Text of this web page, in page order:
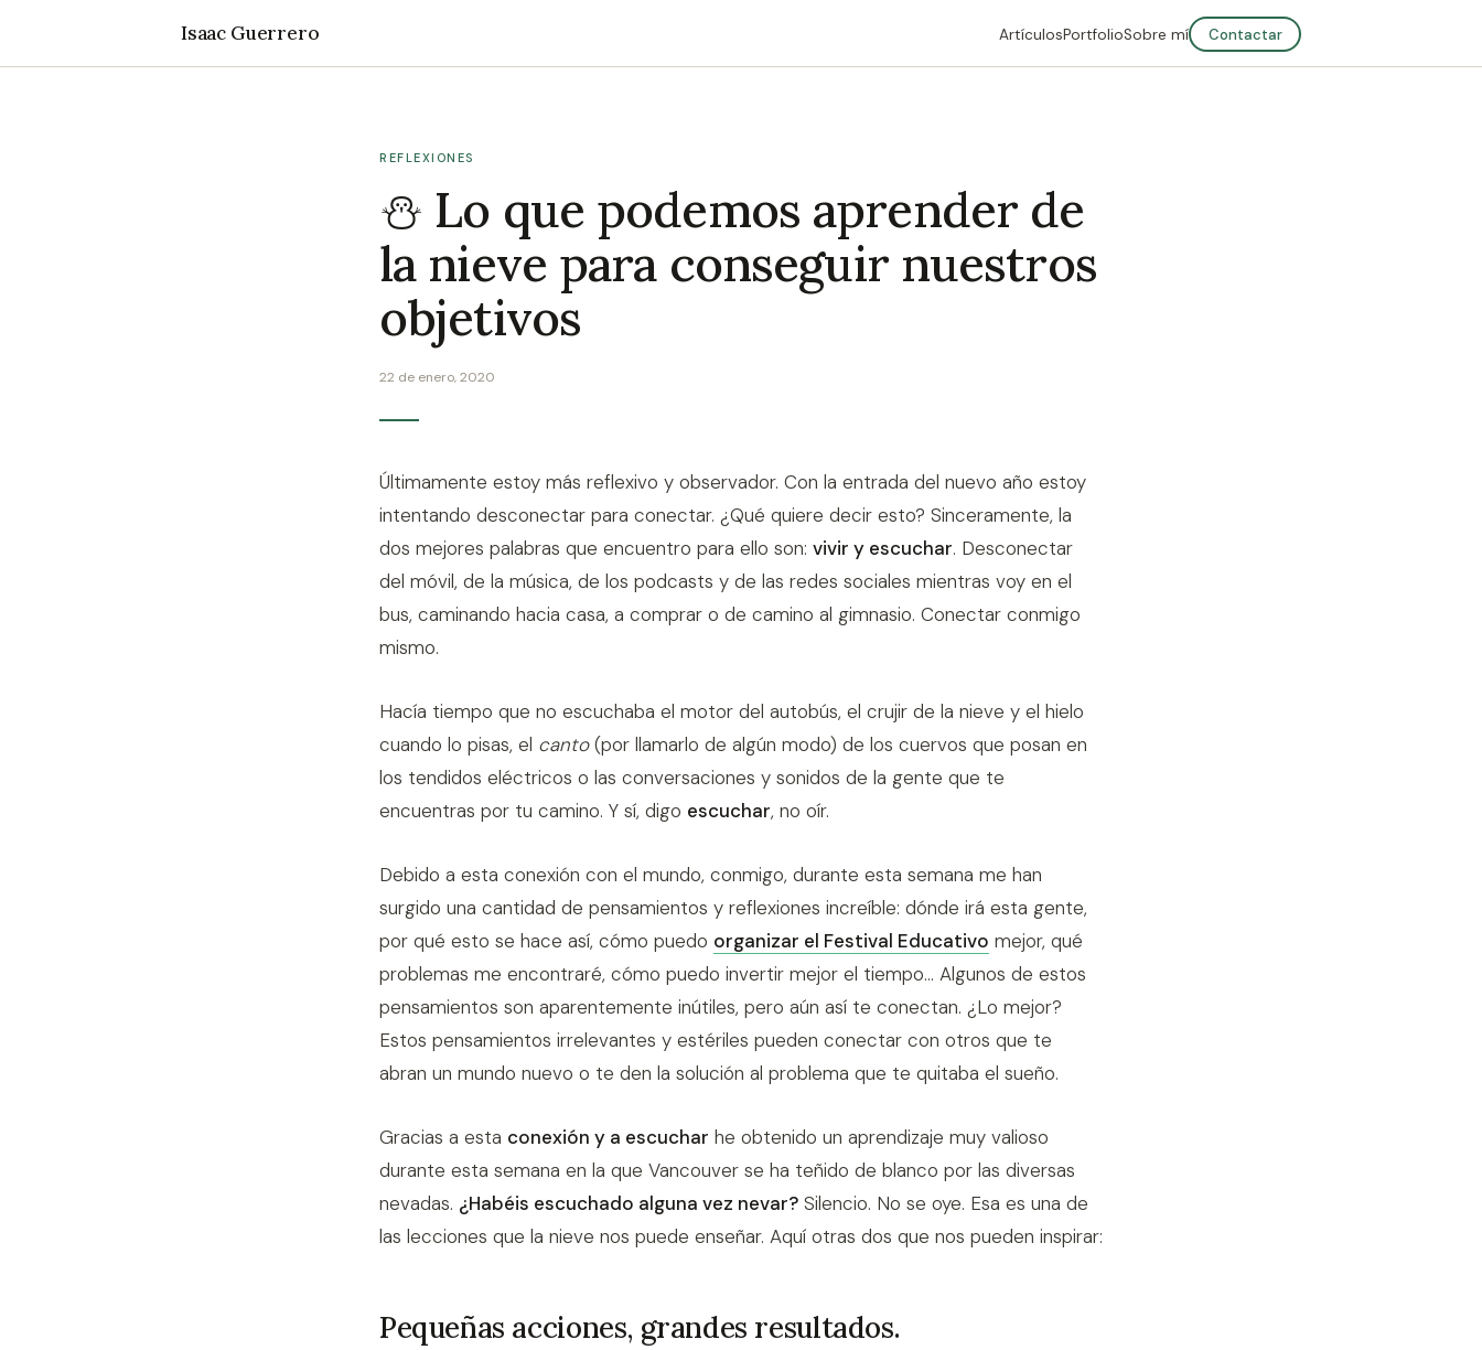
Isaac Guerrero ArtículosPortfolioSobre mí Contactar
REFLEXIONES
⛄ Lo que podemos aprender de
la nieve para conseguir nuestros
objetivos
22 de enero, 2020
Últimamente estoy más reflexivo y observador. Con la entrada del nuevo año estoy
intentando desconectar para conectar. ¿Qué quiere decir esto? Sinceramente, la
dos mejores palabras que encuentro para ello son: vivir y escuchar. Desconectar
del móvil, de la música, de los podcasts y de las redes sociales mientras voy en el
bus, caminando hacia casa, a comprar o de camino al gimnasio. Conectar conmigo
mismo.
Hacía tiempo que no escuchaba el motor del autobús, el crujir de la nieve y el hielo
cuando lo pisas, el canto(por llamarlo de algún modo) de los cuervos que posan en
los tendidos eléctricos o las conversaciones y sonidos de la gente que te
encuentras por tu camino. Y sí, digo escuchar, no oír.
Debido a esta conexión con el mundo, conmigo, durante esta semana me han
surgido una cantidad de pensamientos y reflexiones increíble: dónde irá esta gente,
por qué esto se hace así, cómo puedo organizar el Festival Educativo mejor, qué
problemas me encontraré, cómo puedo invertir mejor el tiempo... Algunos de estos
pensamientos son aparentemente inútiles, pero aún así te conectan. ¿Lo mejor?
Estos pensamientos irrelevantes y estériles pueden conectar con otros que te
abran un mundo nuevo o te den la solución al problema que te quitaba el sueño.
Gracias a esta conexión y a escuchar he obtenido un aprendizaje muy valioso
durante esta semana en la que Vancouver se ha teñido de blanco por las diversas
nevadas. ¿Habéis escuchado alguna vez nevar? Silencio. No se oye. Esa es una de
las lecciones que la nieve nos puede enseñar. Aquí otras dos que nos pueden inspirar:
Pequeñas acciones, grandes resultados.